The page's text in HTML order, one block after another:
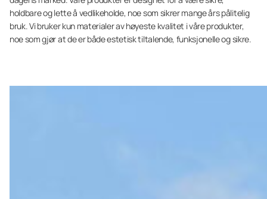
holdbare og lette å vedlikeholde, noe som sikrer mange års pålitelig
bruk. Vi bruker kun materialer av høyeste kvalitet i våre produkter,
noe som gjør at de er både estetisk tiltalende, funksjonelle og sikre.